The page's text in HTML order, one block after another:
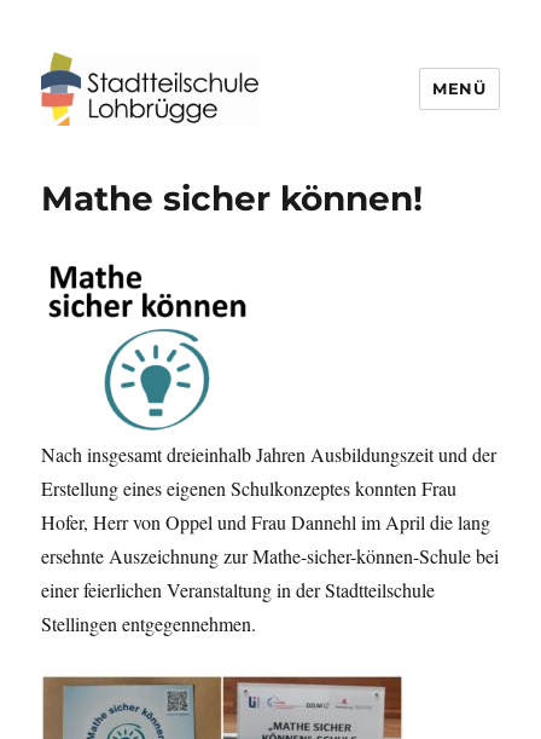
MENÜ
Mathe sicher können!
Nach insgesamt dreieinhalb Jahren Ausbildungszeit und der
Erstellung eines eigenen Schulkonzeptes konnten Frau
Hofer, Herr von Oppel und Frau Dannehl im April die lang
ersehnte Auszeichnung zur Mathe-sicher-können-Schule bei
einer feierlichen Veranstaltung in der Stadtteilschule
Stellingen entgegennehmen.